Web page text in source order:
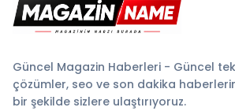
Güncel Magazin Haberleri - Güncel
çözümler, seo ve son dakika
bir şekilde sizlere ulaştırıyoruz.